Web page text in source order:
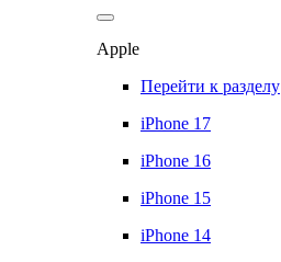
Apple
Перейти к разделу
iPhone 17
iPhone 16
iPhone 15
iPhone 14